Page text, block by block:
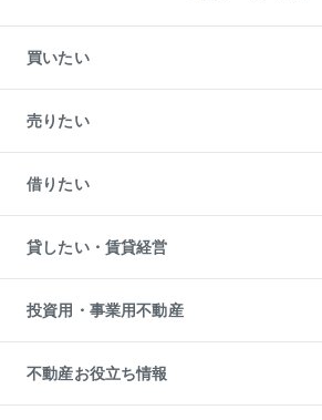
買いたい
新築・分譲マンションの購入
中古マンションの購入
一戸建ての購入
中古一戸建ての購入
不動産購入の流れ
注目キーワード物件特集
購入ガイド
English 繁体中文簡体中文
売りたい
一戸建ての売却・査定
土地の売却・査定
スピードAI査定
不動産査定について
不動産売却の流れ
不動産買換えの流れ
売却ガイド
借りたい
オフィス・店舗の賃貸
借りるときの流れ
借りるガイド
貸したい・賃貸経営
マンション賃料データ
賃貸管理プラン
リロケーションについて
貸すガイド
投資用・事業用不動産
事業用不動産
マンション投資
投資用マンション
不動産お役立ち情報